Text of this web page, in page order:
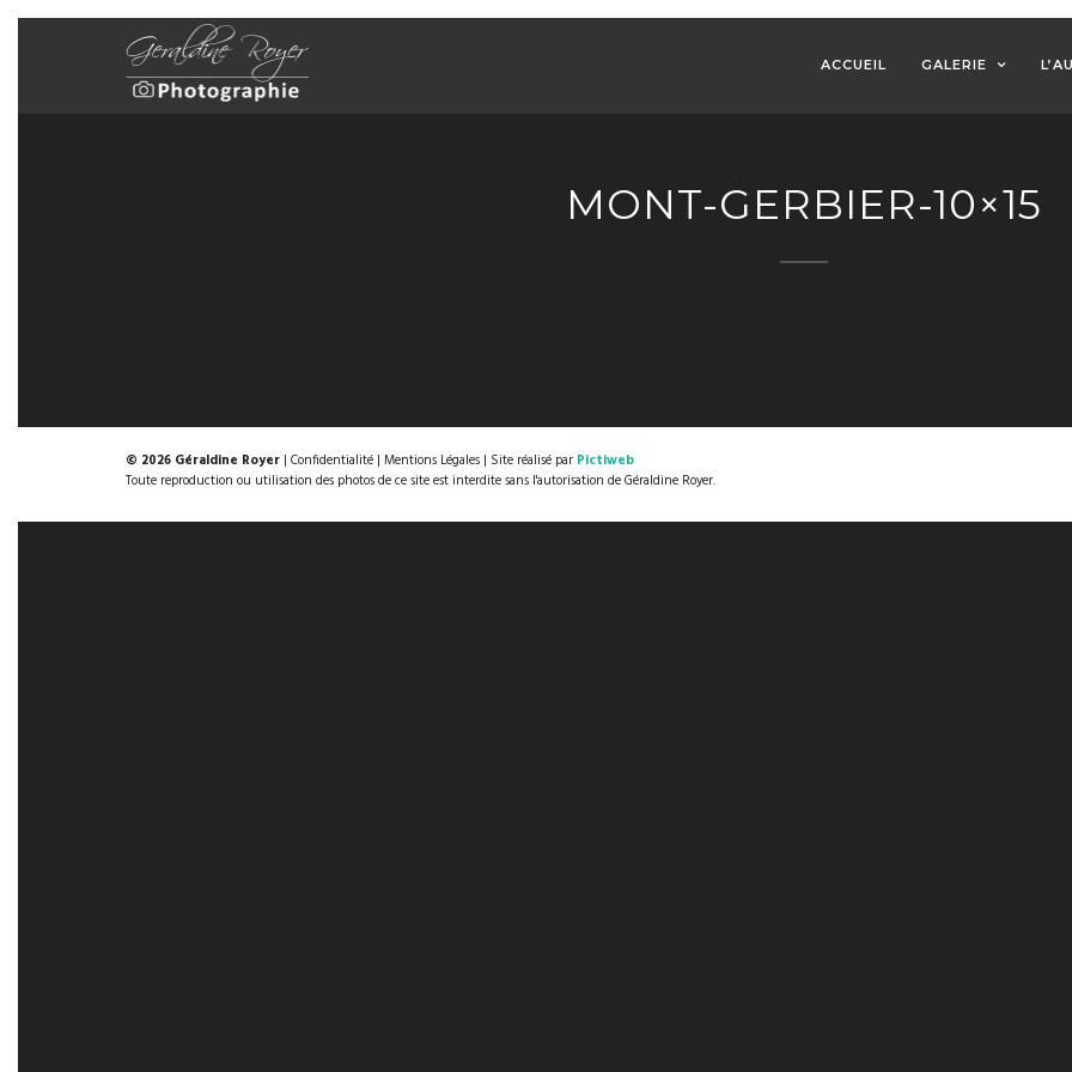
ACCUEIL GALERIE
MONT-GERBIER-10×15
© 2026 Géraldine Royer | Confidentialité | Mentions Légales | Site réalisé par Pictiweb
Toute reproduction ou utilisation des photos de ce site est interdite sans l'autorisation de Géraldine Royer.